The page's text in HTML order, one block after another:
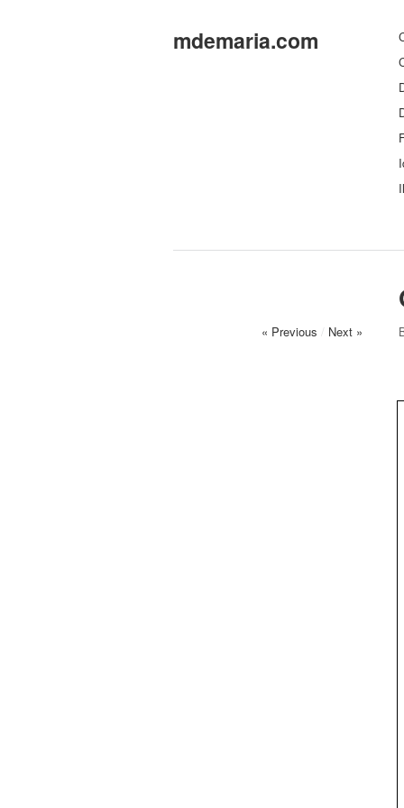
mdemaria.com
« Previous / Next »